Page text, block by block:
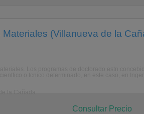
(Villanueva de la
Consultar Precio